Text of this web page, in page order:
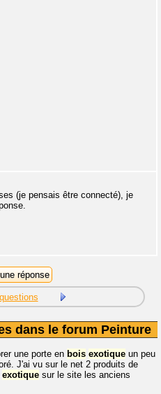
(je pensais être connecté), je
dans le forum Peinture
une porte en bois exotique un peu
J'ai vu sur le net 2 produits de
exotique sur le site les anciens